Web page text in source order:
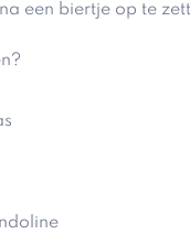
een biertje op te
bas